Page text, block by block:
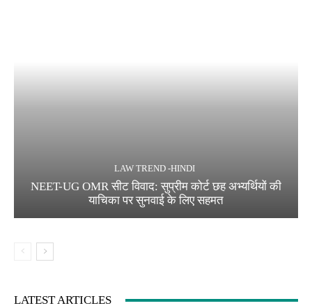
LAW TREND -HINDI
NEET-UG OMR सीट विवाद: सुप्रीम कोर्ट छह अभ्यर्थियों की
याचिका पर सुनवाई के लिए सहमत
LATEST ARTICLES